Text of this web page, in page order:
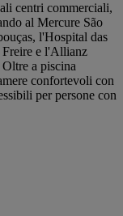
centri commerciali,
al Mercure São
l'Hospital das
Freire e l'Allianz
a piscina
confortevoli con
per persone con